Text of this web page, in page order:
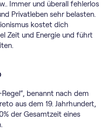
Immer und überall fehlerlos
Privatleben sehr belasten.
kostet dich
Zeit und Energie und führt
benannt nach dem
aus dem 19. Jahrhundert,
der Gesamtzeit eines